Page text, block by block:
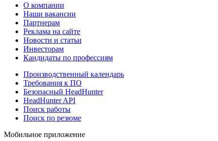
О компании
Наши вакансии
Партнерам
Реклама на сайте
Новости и статьи
Инвесторам
Кандидаты по профессиям
Производственный календарь
Требования к ПО
Безопасный HeadHunter
HeadHunter API
Поиск работы
Поиск по резюме
Мобильное приложение